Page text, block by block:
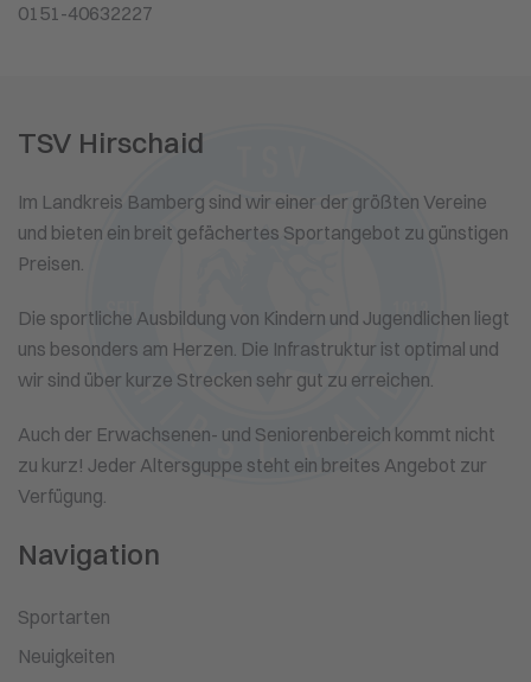
0151-40632227
TSV Hirschaid
Im Landkreis Bamberg sind wir einer der größten Vereine
und bieten ein breit gefächertes Sportangebot zu günstigen
Preisen.
Die sportliche Ausbildung von Kindern und Jugendlichen liegt
uns besonders am Herzen. Die Infrastruktur ist optimal und
wir sind über kurze Strecken sehr gut zu erreichen.
Auch der Erwachsenen- und Seniorenbereich kommt nicht
zu kurz! Jeder Altersguppe steht ein breites Angebot zur
Verfügung.
Navigation
Sportarten
Neuigkeiten